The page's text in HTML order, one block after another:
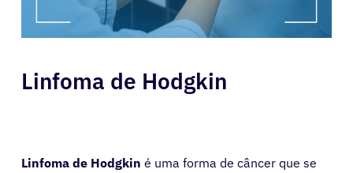
Linfoma de Hodgkin
Linfoma de Hodgkin é uma forma de câncer que se